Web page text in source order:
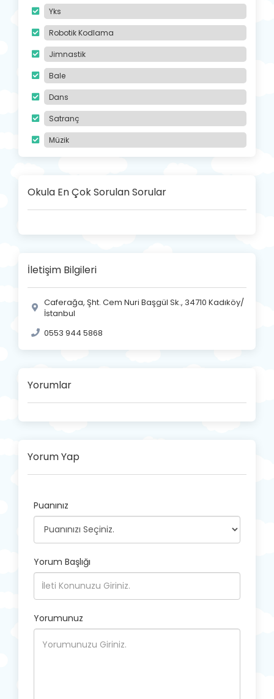
Yks
Robotik Kodlama
Jimnastik
Bale
Dans
Satranç
Müzik
Okula En Çok Sorulan Sorular
İletişim Bilgileri
Caferağa, Şht. Cem Nuri Başgül Sk., 34710 Kadıköy/
İstanbul
0553 944 5868
Yorumlar
Yorum Yap
Puanınız
Yorum Başlığı
Yorumunuz